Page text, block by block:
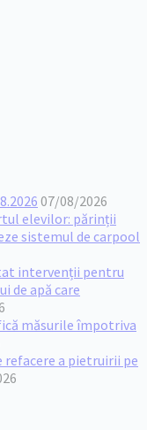
07/08/2026
elevilor: părinții
sistemul de carpool
intervenții pentru
de apă care
măsurile împotriva
a pietruirii pe